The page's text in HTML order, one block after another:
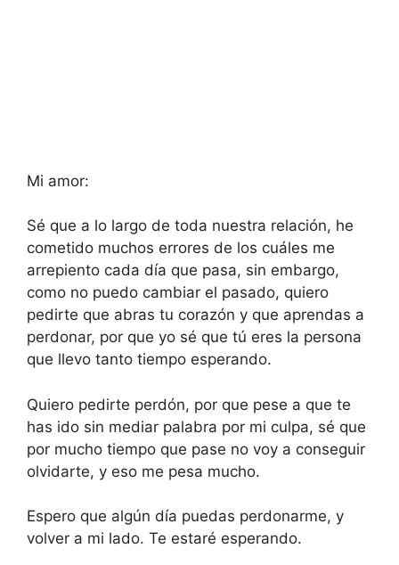
Mi amor:
Sé que a lo largo de toda nuestra relación, he
cometido muchos errores de los cuáles me
arrepiento cada día que pasa, sin embargo,
como no puedo cambiar el pasado, quiero
pedirte que abras tu corazón y que aprendas a
perdonar, por que yo sé que tú eres la persona
que llevo tanto tiempo esperando.
Quiero pedirte perdón, por que pese a que te
has ido sin mediar palabra por mi culpa, sé que
por mucho tiempo que pase no voy a conseguir
olvidarte, y eso me pesa mucho.
Espero que algún día puedas perdonarme, y
volver a mi lado. Te estaré esperando.